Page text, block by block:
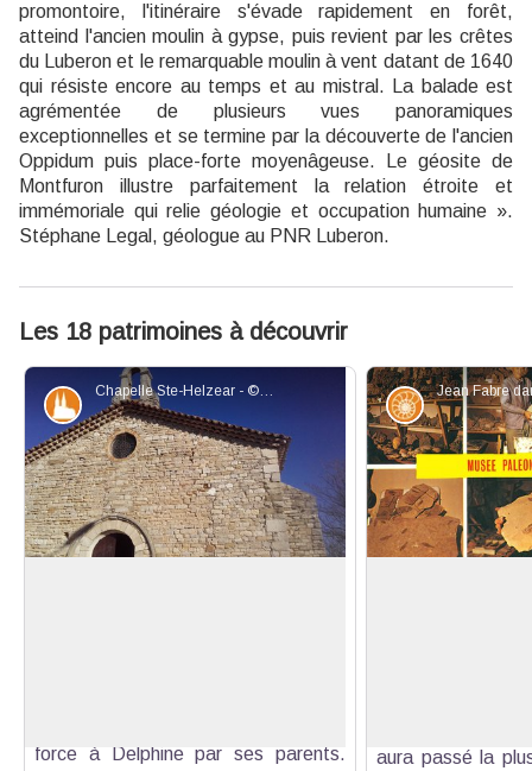
promontoire, l'itinéraire s'évade rapidement en forêt,
atteind l'ancien moulin à gypse, puis revient par les crêtes
du Luberon et le remarquable moulin à vent datant de 1640
qui résiste encore au temps et au mistral. La balade est
agrémentée de plusieurs vues panoramiques
exceptionnelles et se termine par la découverte de l'ancien
Oppidum puis place-forte moyenâgeuse. Le géosite de
Montfuron illustre parfaitement la relation étroite et
immémoriale qui relie géologie et occupation humaine ».
Stéphane Legal, géologue au PNR Luberon.
Les 18 patrimoines à découvrir
Chapelle Ste-Helzear - ©Eric Garnier - PNR Luberon
Patrimoine et histoire
force à Delphine par ses parents.
Géologie
aura passé la